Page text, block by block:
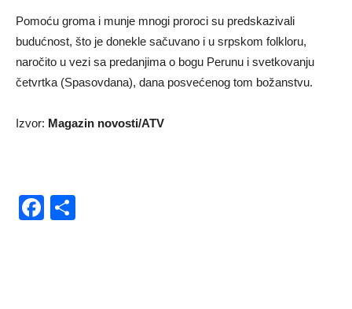
Pomoću groma i munje mnogi proroci su predskazivali
budućnost, što je donekle sačuvano i u srpskom folkloru,
naročito u vezi sa predanjima o bogu Perunu i svetkovanju
četvrtka (Spasovdana), dana posvećenog tom božanstvu.
Izvor: Magazin novosti/ATV
Facebook